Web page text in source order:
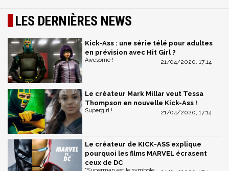
LES DERNIÈRES NEWS
Kick-Ass : une série télé pour adultes
en prévision avec Hit Girl ?
21/04/2020, 17:14
Awesome !
Le créateur Mark Millar veut Tessa
Thompson en nouvelle Kick-Ass !
21/04/2020, 17:14
Supergirl !
Le créateur de KICK-ASS explique
pourquoi les films MARVEL écrasent
ceux de DC